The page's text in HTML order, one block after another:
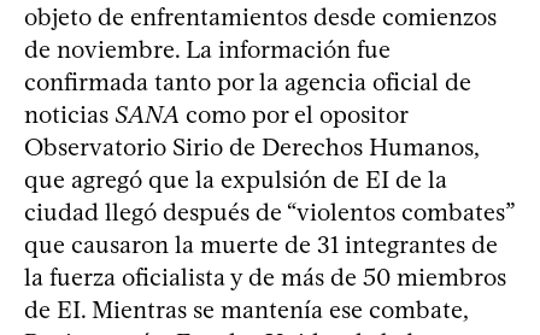
objeto de enfrentamientos desde comienzos
de noviembre. La información fue
confirmada tanto por la agencia oficial de
noticias SANA como por el opositor
Observatorio Sirio de Derechos Humanos,
que agregó que la expulsión de EI de la
ciudad llegó después de “violentos combates”
que causaron la muerte de 31 integrantes de
la fuerza oficialista y de más de 50 miembros
de EI. Mientras se mantenía ese combate,